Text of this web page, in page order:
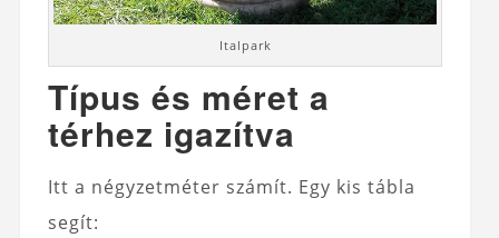
Italpark
Típus és méret a
térhez igazítva
Itt a négyzetméter számít. Egy kis tábla
segít: